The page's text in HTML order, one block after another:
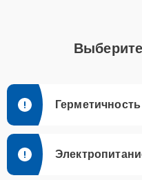
Герметичность